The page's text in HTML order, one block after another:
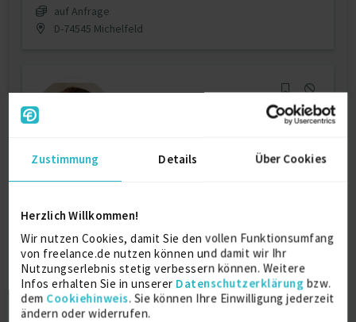
Zustimmung Details Über Cookies
Herzlich Willkommen!
Wir nutzen Cookies, damit Sie den vollen Funktionsumfang
von freelance.de nutzen können und damit wir Ihr
Nutzungserlebnis stetig verbessern können. Weitere
Infos erhalten Sie in unserer Datenschutzerklärung bzw.
dem Cookiehinweis. Sie können Ihre Einwilligung jederzeit
ändern oder widerrufen.
auf Anfrage
D-74545 Michelfeld
Mobile Developer (iOS, Android) for the
zuletzt online vor wenigen Tagen
Mobile Application Development
16 J.
Projektleitung / Teamleitung (IT)
13 J.
Verfügbarkeit einsehen
0
Referenzen